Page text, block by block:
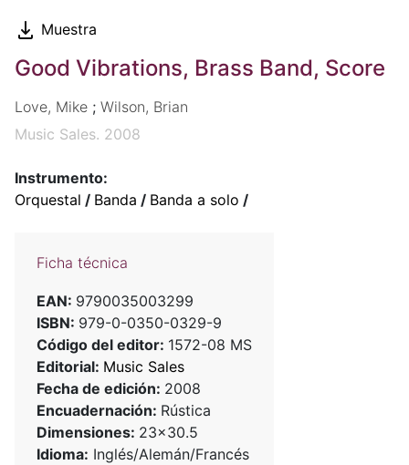
Muestra
Good Vibrations, Brass Band, Score
Love, Mike ; Wilson, Brian
Music Sales. 2008
Instrumento:
Orquestal / Banda / Banda a solo /
Ficha técnica
EAN: 9790035003299
ISBN: 979-0-0350-0329-9
Código del editor: 1572-08 MS
Editorial: Music Sales
Fecha de edición: 2008
Encuadernación: Rústica
Dimensiones: 23x30.5
Idioma: Inglés/Alemán/Francés